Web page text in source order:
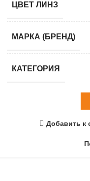
ЦВЕТ ЛИНЗ
МАРКА (БРЕНД)
КАТЕГОРИЯ
Добавить к